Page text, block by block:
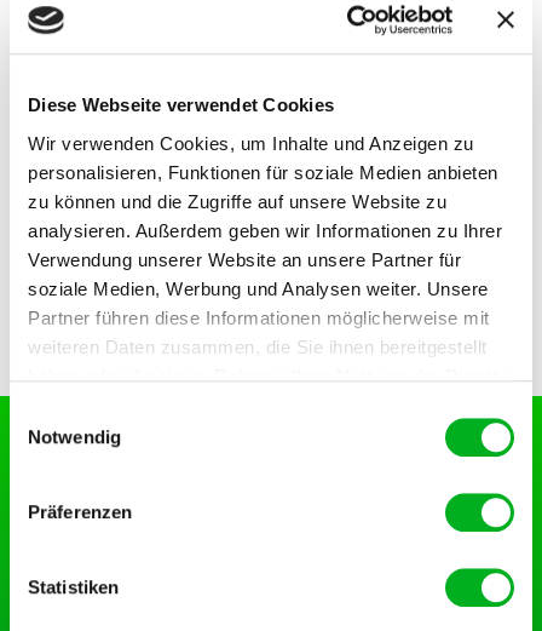
Diese Webseite verwendet Cookies
Wir verwenden Cookies, um Inhalte und Anzeigen zu
personalisieren, Funktionen für soziale Medien anbieten
zu können und die Zugriffe auf unsere Website zu
analysieren. Außerdem geben wir Informationen zu Ihrer
Verwendung unserer Website an unsere Partner für
soziale Medien, Werbung und Analysen weiter. Unsere
Partner führen diese Informationen möglicherweise mit
weiteren Daten zusammen, die Sie ihnen bereitgestellt
Cookies werden Ihre personenbezogenen Daten in
Notwendig
Präferenzen
Statistiken
Infomail abonnieren
Sobald im Frühjahr die ersten warmen